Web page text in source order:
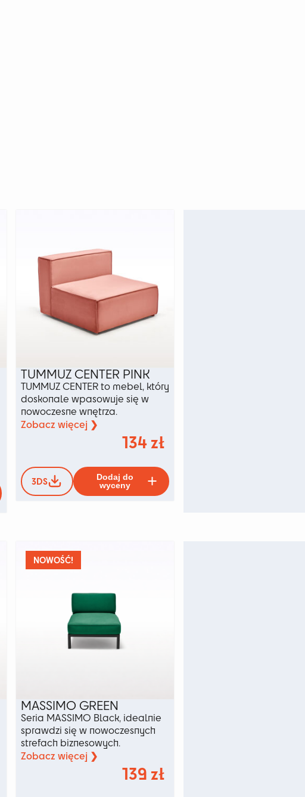
Ten
produkt
wybrać
TUMMUZ CENTER PINK
TUMMUZ CENTER to mebel, który
doskonale wpasowuje się w
nowoczesne wnętrza.
Zobacz więcej ❯
134zł
3DS
Dodaj do
wyceny
Ten
produkt
NOWOŚĆ!
MASSIMO GREEN
Seria MASSIMO Black, idealnie
sprawdzi się w nowoczesnych
strefach biznesowych.
Zobacz więcej ❯
139 zł